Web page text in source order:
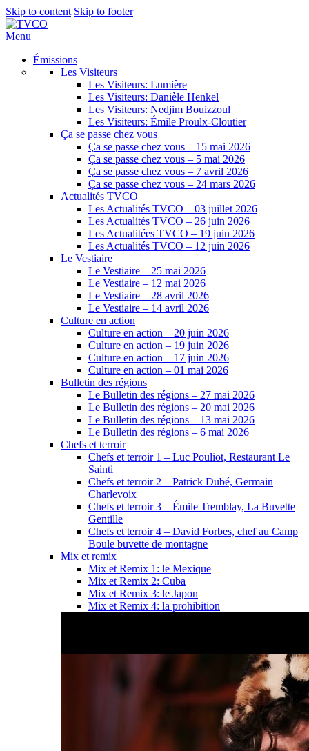
Skip to content Skip to footer
Menu
Émissions
Les Visiteurs
Les Visiteurs: Lumière
Les Visiteurs: Danièle Henkel
Les Visiteurs: Nedjim Bouizzoul
Les Visiteurs: Émile Proulx-Cloutier
Ça se passe chez vous
Ça se passe chez vous – 15 mai 2026
Ça se passe chez vous – 5 mai 2026
Ça se passe chez vous – 7 avril 2026
Ça se passe chez vous – 24 mars 2026
Actualités TVCO
Les Actualités TVCO – 03 juillet 2026
Les Actualités TVCO – 26 juin 2026
Les Actualitées TVCO – 19 juin 2026
Les Actualités TVCO – 12 juin 2026
Le Vestiaire
Le Vestiaire – 25 mai 2026
Le Vestiaire – 12 mai 2026
Le Vestiaire – 28 avril 2026
Le Vestiaire – 14 avril 2026
Culture en action
Culture en action – 20 juin 2026
Culture en action – 19 juin 2026
Culture en action – 17 juin 2026
Culture en action – 01 mai 2026
Bulletin des régions
Le Bulletin des régions – 27 mai 2026
Le Bulletin des régions – 20 mai 2026
Le Bulletin des régions – 13 mai 2026
Le Bulletin des régions – 6 mai 2026
Chefs et terroir
Chefs et terroir 1 – Luc Pouliot, Restaurant Le
Sainti
Chefs et terroir 2 – Patrick Dubé, Germain
Charlevoix
Chefs et terroir 3 – Émile Tremblay, La Buvette
Gentille
Chefs et terroir 4 – David Forbes, chef au Camp
Boule buvette de montagne
Mix et remix
Mix et Remix 1: le Mexique
Mix et Remix 2: Cuba
Mix et Remix 3: le Japon
Mix et Remix 4: la prohibition